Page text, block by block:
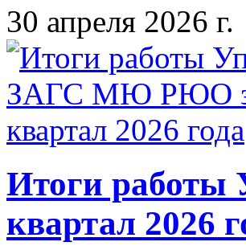
30 апреля 2026 г.
Итоги
квартал 2026